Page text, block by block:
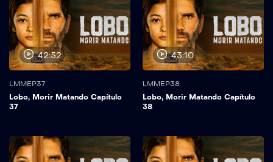
42:52
LMMEP37
Lobo, Morir Matando Capítulo
37
43:10
LMMEP38
Lobo, Morir Matando Capítulo
38